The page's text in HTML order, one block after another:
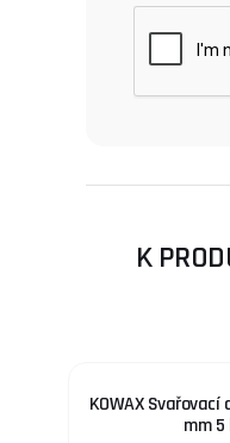
K
KOWAX Svařovací
mm 5